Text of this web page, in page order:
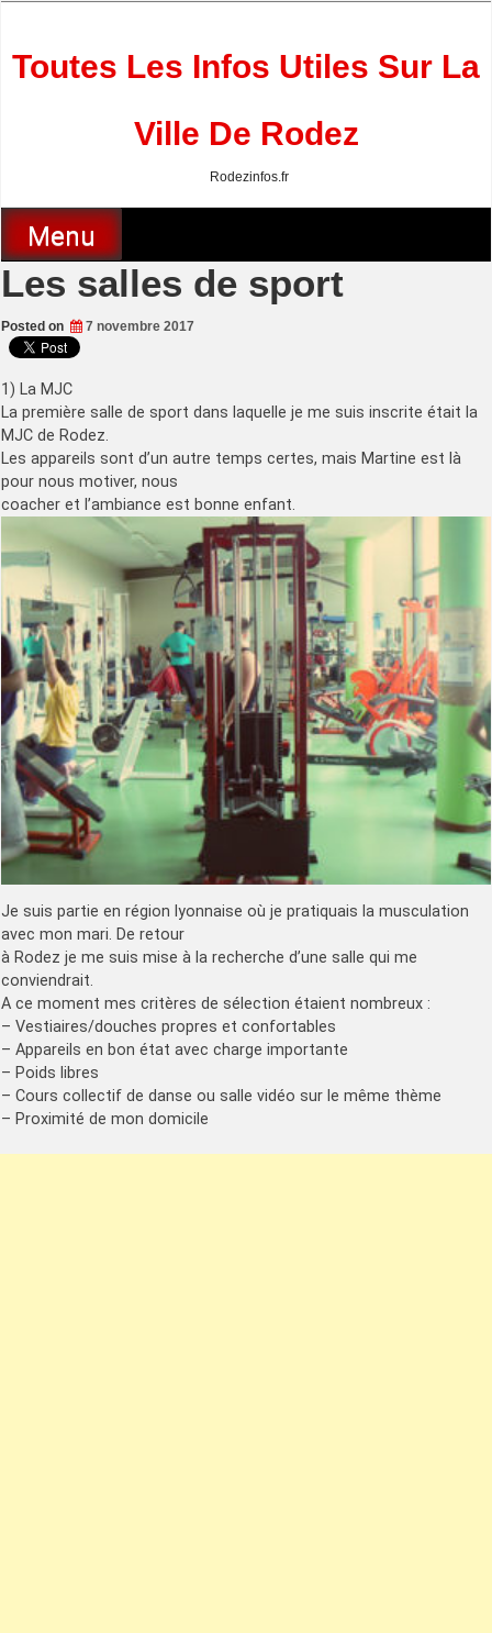
Toutes Les Infos Utiles Sur La
Ville De Rodez
Rodezinfos.fr
Menu
Les salles de sport
Posted on 7 novembre 2017
1) La MJC
La première salle de sport dans laquelle je me suis inscrite était la
MJC de Rodez.
Les appareils sont d’un autre temps certes, mais Martine est là
pour nous motiver, nous
coacher et l’ambiance est bonne enfant.
Je suis partie en région lyonnaise où je pratiquais la musculation
avec mon mari. De retour
à Rodez je me suis mise à la recherche d’une salle qui me
conviendrait.
A ce moment mes critères de sélection étaient nombreux :
– Vestiaires/douches propres et confortables
– Appareils en bon état avec charge importante
– Poids libres
– Cours collectif de danse ou salle vidéo sur le même thème
– Proximité de mon domicile